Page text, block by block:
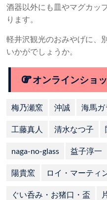
酒器以外にも皿やマグカッ
ります。
軽井沢観光のおみやげに、
いかがでしょうか。
オンラインショ
梅乃瀬窯 沖誠 海馬
工藤真人 清水なつ子
naga-no-glass 益子淳一
陽貴窯 ロイ・マーティ
ぐい呑み・お猪口・盃